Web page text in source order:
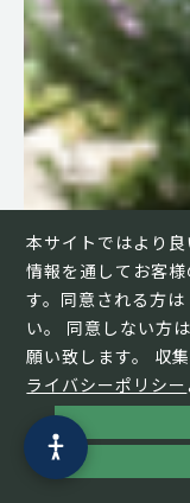
本サイトではより
情報を通してお客
す。同意される方
い。 同意しない方
願い致します。 収
ライバシーポリシー